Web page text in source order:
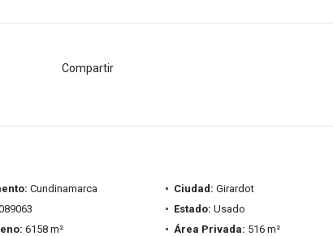
Compartir
Cundinamarca Ciudad: Girardot
Estado: Usado
6158 m² Área Privada: 516 m²